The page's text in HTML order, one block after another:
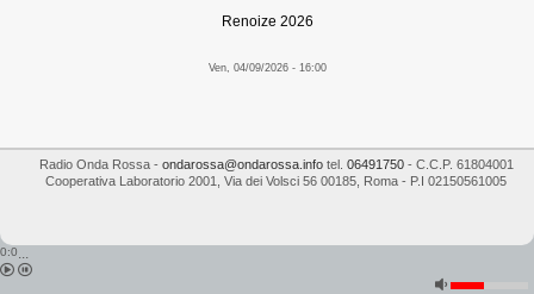
Renoize 2026
Ven, 04/09/2026 - 16:00
Radio Onda Rossa- ondarossa@ondarossa.infotel. 06491750- C.C.P. 61804001
Cooperativa Laboratorio 2001
Via dei Volsci 56 00185 Roma - P.I 02150561005
0:0...